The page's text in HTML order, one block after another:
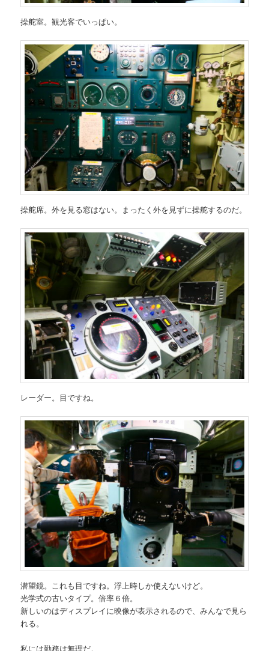
操舵室。観光客でいっぱい。
操舵席。外を見る窓はない。まったく外を見ずに操舵するのだ。
レーダー。目ですね。
潜望鏡。これも目ですね。浮上時しか使えないけど。
光学式の古いタイプ。倍率６倍。
新しいのはディスプレイに映像が表示されるので、みんなで見ら
れる。
私には勤務は無理だ。